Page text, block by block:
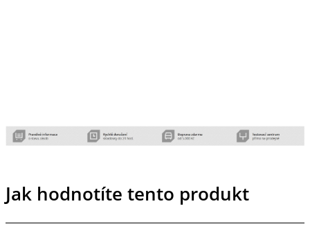
Jak hodnotíte tento produkt